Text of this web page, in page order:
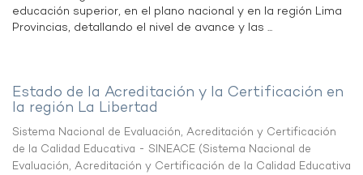
educación superior, en el plano nacional y en la región Lima
Provincias, detallando el nivel de avance y las ...
Estado de la Acreditación y la Certificación en
la región La Libertad
Sistema Nacional de Evaluación, Acreditación y Certificación
de la Calidad Educativa - SINEACE (Sistema Nacional de
Evaluación, Acreditación y Certificación de la Calidad Educativa